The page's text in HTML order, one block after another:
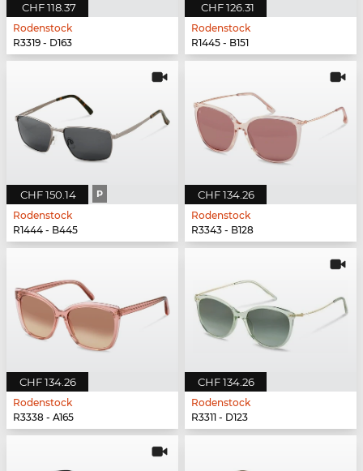
CHF 118.37
Rodenstock
R3319 - D163
CHF 126.31
Rodenstock
R1445 - B151
CHF 150.14 P
Rodenstock
R1444 - B445
CHF 134.26
Rodenstock
R3343 - B128
CHF 134.26
Rodenstock
R3338 - A165
CHF 134.26
Rodenstock
R3311 - D123